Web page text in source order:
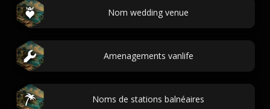
Nom wedding venue
Amenagements vanlife
Noms de stations balnéaires